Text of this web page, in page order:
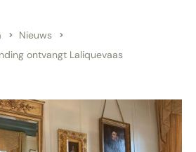
Nieuws
ontvangt Laliquevaas